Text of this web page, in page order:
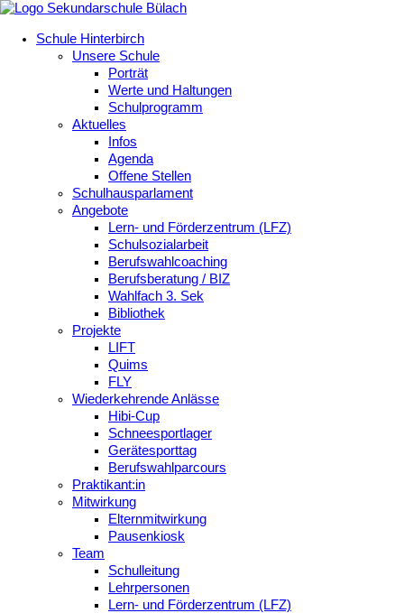
Schule Hinterbirch
Unsere Schule
Porträt
Werte und Haltungen
Schulprogramm
Aktuelles
Infos
Agenda
Offene Stellen
Schulhausparlament
Angebote
Lern- und Förderzentrum (LFZ)
Schulsozialarbeit
Berufswahlcoaching
Berufsberatung / BIZ
Wahlfach 3. Sek
Bibliothek
Projekte
LIFT
Quims
FLY
Wiederkehrende Anlässe
Hibi-Cup
Schneesportlager
Gerätesporttag
Berufswahlparcours
Praktikant:in
Mitwirkung
Elternmitwirkung
Pausenkiosk
Team
Schulleitung
Lehrpersonen
Lern- und Förderzentrum (LFZ)